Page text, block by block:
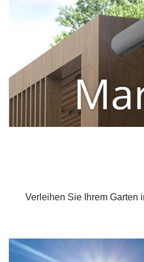
Verleihen Sie Ihrem Garten